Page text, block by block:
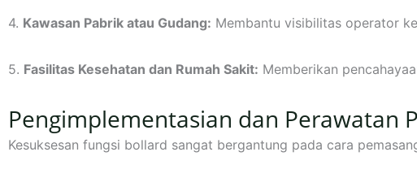
4. Kawasan Pabrik atau Gudang: Membantu visibilitas operator
5. Fasilitas Kesehatan dan Rumah Sakit: Memberikan
Pengimplementasian dan Perawatan
Kesuksesan fungsi bollard sangat bergantung pada cara